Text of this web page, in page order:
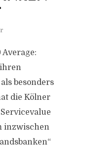
besonders
die Kölner
inzwischen